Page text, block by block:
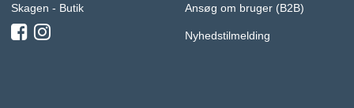
Skagen - Butik Ansøg om bruger (B2B)
Nyhedstilmelding